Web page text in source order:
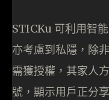
STICKu 可利用智
亦考慮到私隱，除
需獲授權，其家人
號，顯示用戶正分